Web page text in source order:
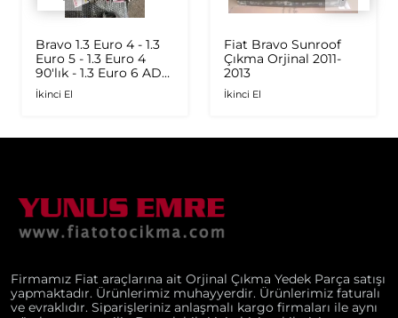
Bravo 1.3 Euro 4 - 1.3
Euro 5 - 1.3 Euro 4
90'lık - 1.3 Euro 6 AD
Plus 1.6 Multijet - 1.9
JTD Orijinal Turbo
İkinci El
Fiat Bravo Sunroof
Çıkma Orjinal 2011-
2013
İkinci El
Firmamız Fiat araçlarına ait Orjinal Çıkma Yedek Parça satışı
yapmaktadır. Ürünlerimiz muhayyerdir. Ürünlerimiz faturalı
ve evraklıdır. Siparişleriniz anlaşmalı kargo firmaları ile aynı